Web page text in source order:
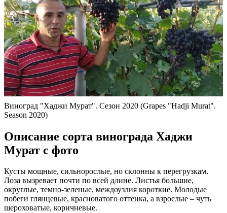
Виноград "Хаджи Мурат". Сезон 2020 (Grapes "Hadji Murat".
Season 2020)
Описание сорта винограда Хаджи
Мурат с фото
Кусты мощные, сильнорослые, но склонны к перегрузкам.
Лоза вызревает почти по всей длине. Листья большие,
округлые, темно-зеленые, междоузлия короткие. Молодые
побеги глянцевые, красноватого оттенка, а взрослые – чуть
шероховатые, коричневые.